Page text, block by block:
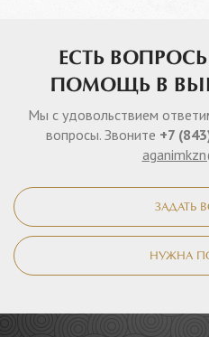
ЕСТЬ
ПОМОЩЬ В
Мы с удовольствием
вопросы. Звоните +7
ЗАДАТЬ
НУЖНА